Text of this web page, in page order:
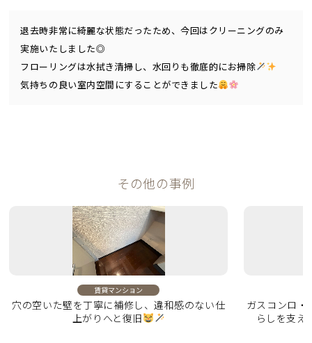
退去時非常に綺麗な状態だったため、今回はクリーニングのみ
実施いたしました◎
フローリングは水拭き清掃し、水回りも徹底的にお掃除
気持ちの良い室内空間にすることができました
その他の事例
賃貸マンション
穴の空いた壁を丁寧に補修し、違和感のない仕
上がりへと復旧
ガスコンロ・
らしを支え